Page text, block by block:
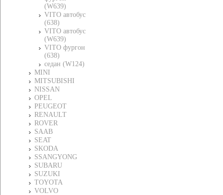
(W639)
VITO автобус
(638)
VITO автобус
(W639)
VITO фургон
(638)
седан (W124)
MINI
MITSUBISHI
NISSAN
OPEL
PEUGEOT
RENAULT
ROVER
SAAB
SEAT
SKODA
SSANGYONG
SUBARU
SUZUKI
TOYOTA
VOLVO